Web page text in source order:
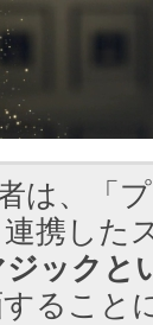
は、「
携した
ジックと
ること